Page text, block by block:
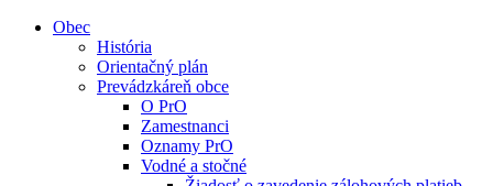
Obec
História
Orientačný plán
Prevádzkáreň obce
O PrO
Zamestnanci
Oznamy PrO
Vodné a stočné